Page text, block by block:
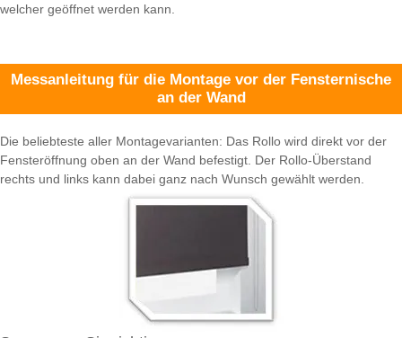
welcher geöffnet werden kann.
Messanleitung für die Montage vor der Fensternische
an der Wand
Die beliebteste aller Montagevarianten: Das Rollo wird direkt vor der
Fensteröffnung oben an der Wand befestigt. Der Rollo-Überstand
rechts und links kann dabei ganz nach Wunsch gewählt werden.